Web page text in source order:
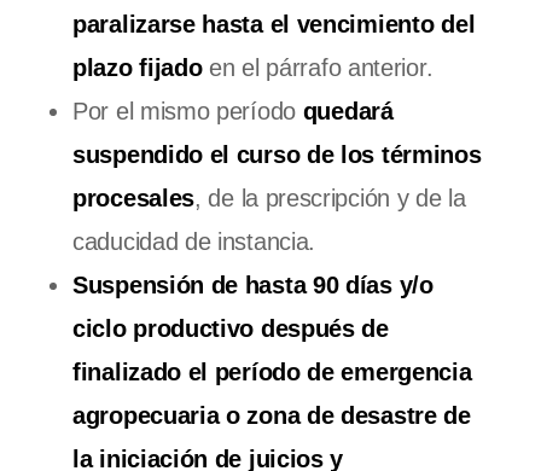
paralizarse hasta el vencimiento del
plazo fijadoen el párrafo anterior.
Por el mismo período quedará
suspendido el curso de los términos
procesales, de la prescripción y de la
caducidad de instancia.
Suspensión de hasta 90 días y/o
ciclo productivo después de
finalizado el período de emergencia
agropecuaria o zona de desastre de
la iniciación de juicios y